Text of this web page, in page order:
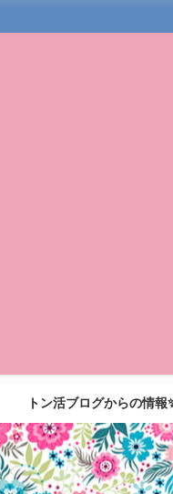
トン活ブログからの情報